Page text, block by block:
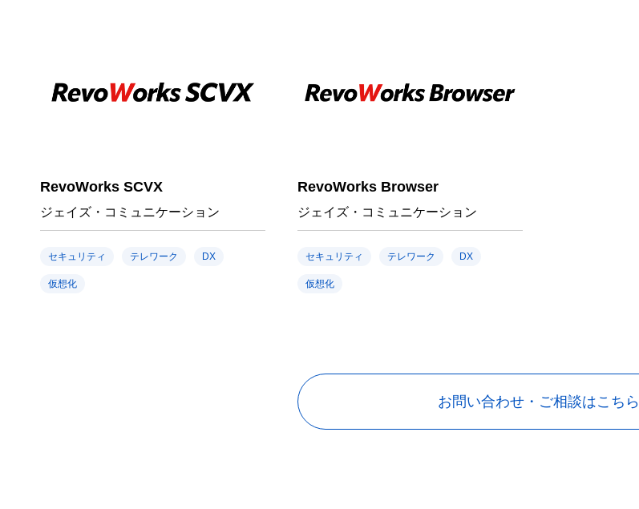
RevoWorks SCVX
ジェイズ・コミュニケーション
セキュリティ テレワーク DX
仮想化
RevoWorks Browser
ジェイズ・コミュニケーション
セキュリティ テレワーク DX
仮想化
お問い合わせ・ご相談はこちら